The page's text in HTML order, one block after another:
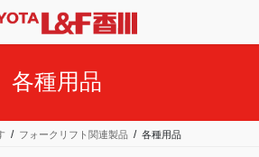
各種用品
フォークリフト関連製品 各種用品